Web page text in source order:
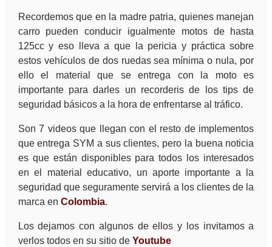
Recordemos que en la madre patria, quienes manejan
carro pueden conducir igualmente motos de hasta
125cc y eso lleva a que la pericia y práctica sobre
estos vehículos de dos ruedas sea mínima o nula, por
ello el material que se entrega con la moto es
importante para darles un recorderis de los tips de
seguridad básicos a la hora de enfrentarse al tráfico.
Son 7 videos que llegan con el resto de implementos
que entrega SYM a sus clientes, pero la buena noticia
es que están disponibles para todos los interesados
en el material educativo, un aporte importante a la
seguridad que seguramente servirá a los clientes de la
marca en Colombia.
Los dejamos con algunos de ellos y los invitamos a
verlos todos en su sitio de Youtube